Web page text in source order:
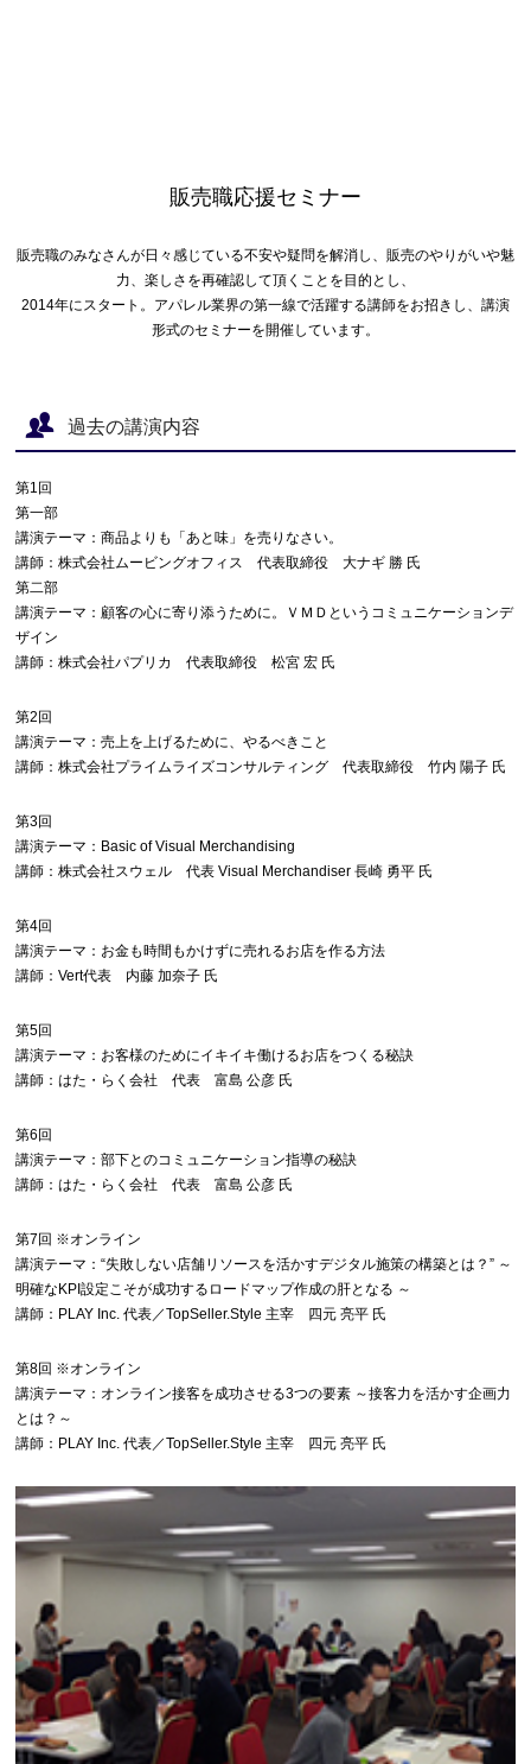
販売職応援セミナー
販売職のみなさんが日々感じている不安や疑問を解消し、販売のやりがいや魅
力、楽しさを再確認して頂くことを目的とし、
2014年にスタート。アパレル業界の第一線で活躍する講師をお招きし、講演
形式のセミナーを開催しています。
過去の講演内容
第1回
第一部
講演テーマ：商品よりも「あと味」を売りなさい。
講師：株式会社ムービングオフィス 代表取締役 大ナギ 勝 氏
第二部
講演テーマ：顧客の心に寄り添うために。ＶＭＤというコミュニケーションデ
ザイン
講師：株式会社パプリカ 代表取締役 松宮 宏 氏
第2回
講演テーマ：売上を上げるために、やるべきこと
講師：株式会社プライムライズコンサルティング 代表取締役 竹内 陽子 氏
第3回
講演テーマ：Basic of Visual Merchandising
講師：株式会社スウェル 代表 Visual Merchandiser 長崎 勇平 氏
第4回
講演テーマ：お金も時間もかけずに売れるお店を作る方法
講師：Vert代表 内藤 加奈子 氏
第5回
講演テーマ：お客様のためにイキイキ働けるお店をつくる秘訣
講師：はた・らく会社 代表 富島 公彦 氏
第6回
講演テーマ：部下とのコミュニケーション指導の秘訣
講師：はた・らく会社 代表 富島 公彦 氏
第7回 ※オンライン
講演テーマ：“失敗しない店舗リソースを活かすデジタル施策の構築とは？” ～
明確なKPI設定こそが成功するロードマップ作成の肝となる ～
講師：PLAY Inc. 代表／TopSeller.Style 主宰 四元 亮平 氏
第8回 ※オンライン
講演テーマ：オンライン接客を成功させる3つの要素 ～接客力を活かす企画力
とは？～
講師：PLAY Inc. 代表／TopSeller.Style 主宰 四元 亮平 氏